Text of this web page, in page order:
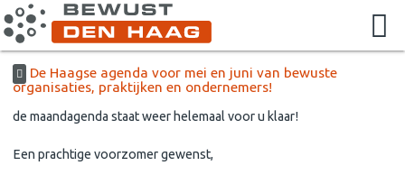
De Haagse agenda voor mei en juni van bewuste
organisaties, praktijken en ondernemers!
de maandagenda staat weer helemaal voor u klaar!
Een prachtige voorzomer gewenst,